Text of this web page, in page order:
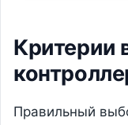
Критерии
Правильный